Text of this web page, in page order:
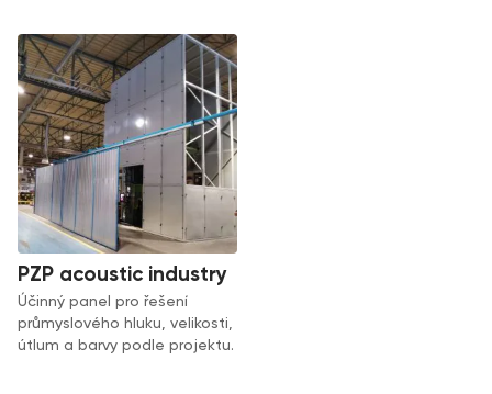
PZP acoustic industry
Účinný panel pro řešení
průmyslového hluku, velikosti,
útlum a barvy podle projektu.